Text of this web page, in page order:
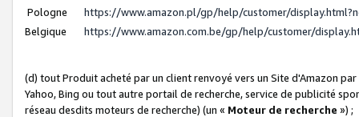
Pologne
https://www.amazon.pl/gp/help/customer/
Belgique
https://www.amazon.com.be/gp/help/customer/
(d) tout Produit acheté par un client renvoyé vers un Site d'Amazon
Yahoo, Bing ou tout autre portail de recherche, service de publicité
réseau desdits moteurs de recherche) (un « Moteur de recherche ») ;